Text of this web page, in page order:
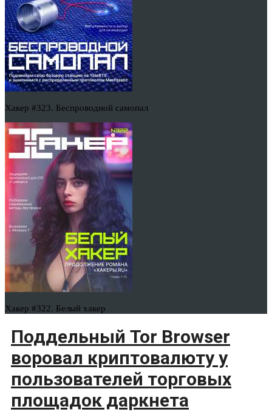
Хакер #323. Беспроводной самопал
Хакер #322. Белый хакер
Поддельный Tor Browser
воровал криптовалюту у
пользователей торговых
площадок даркнета